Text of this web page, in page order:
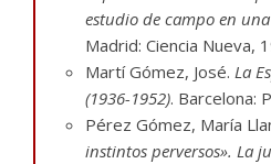
estudio de campo en
Madrid: Ciencia Nueva,
Martí Gómez, José. La
(1936-1952). Barcelona:
Pérez Gómez, María
instintos perversos». La